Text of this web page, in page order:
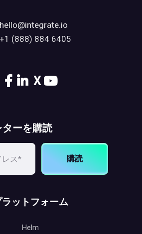
hello@integrate.io
+1 (888) 884 6405
X
ーを購読
購読
ラットフォーム
Helm